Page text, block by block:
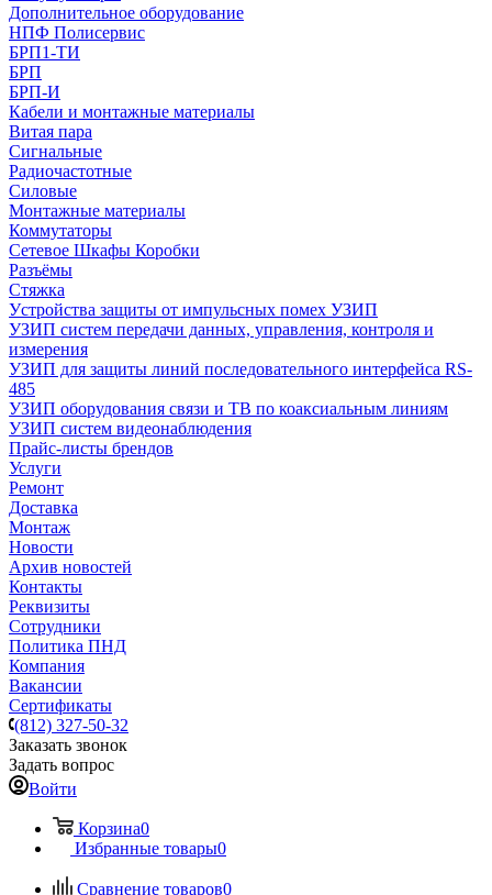
Дополнительное оборудование
НПФ Полисервис
БРП1-ТИ
БРП
БРП-И
Кабели и монтажные материалы
Витая пара
Сигнальные
Радиочастотные
Силовые
Монтажные материалы
Коммутаторы
Сетевое Шкафы Коробки
Разъёмы
Стяжка
Уcтройства защиты от импульсных помех УЗИП
УЗИП систем передачи данных, управления, контроля и
измерения
УЗИП для защиты линий последовательного интерфейса RS-
485
УЗИП оборудования связи и ТВ по коаксиальным линиям
УЗИП систем видеонаблюдения
Прайс-листы брендов
Услуги
Ремонт
Доставка
Монтаж
Новости
Архив новостей
Контакты
Реквизиты
Сотрудники
Политика ПНД
Компания
Вакансии
Сертификаты
(812) 327-50-32
Заказать звонок
Задать вопрос
Войти
Корзина0
Избранные товары0
Сравнение товаров0